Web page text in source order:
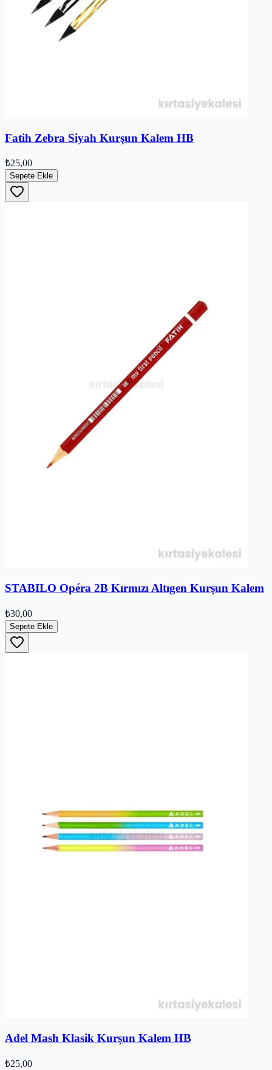
Fatih Zebra Siyah Kurşun Kalem HB
₺25,00
Sepete Ekle
STABILO Opéra 2B Kırmızı Altıgen Kurşun Kalem
₺30,00
Sepete Ekle
Adel Mash Klasik Kurşun Kalem HB
₺25,00